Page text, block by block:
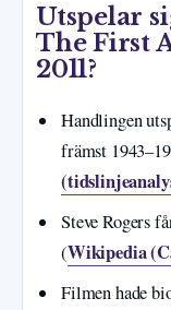
Utspelar
The First
2011?
Handlingen
främst
Steve Rogers
(Wikipedia
Filmen hade